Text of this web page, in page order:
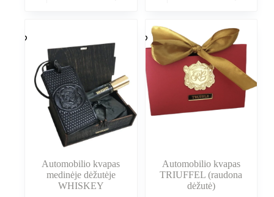
Automobilio kvapas
medinėje dėžutėje
WHISKEY
Automobilio kvapas
TRIUFFEL (raudona
dėžutė)